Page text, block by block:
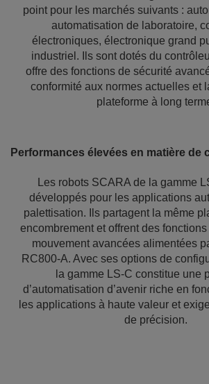
point pour les marchés suivants :
automatisation de laboratoire,
électroniques, électronique grand
industriel. Ils sont dotés du
offre des fonctions de sécurité
conformité aux normes actuelles et
plateforme à long
Performances élevées en matière de
Les robots SCARA de la gamme
développés pour les applications
palettisation. Ils partagent la même
encombrement et offrent des
mouvement avancées alimentées
RC800‑A. Avec ses options de
la gamme LS‑C constitue une
d’automatisation d’avenir riche en
les applications à haute valeur et
de précision.